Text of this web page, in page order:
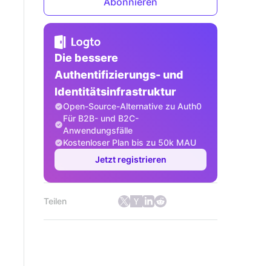
Die bessere
Authentifizierungs- und
Identitätsinfrastruktur
Open-Source-Alternative zu Auth0
Für B2B- und B2C-
Anwendungsfälle
Kostenloser Plan bis zu 50k MAU
Jetzt registrieren
Teilen